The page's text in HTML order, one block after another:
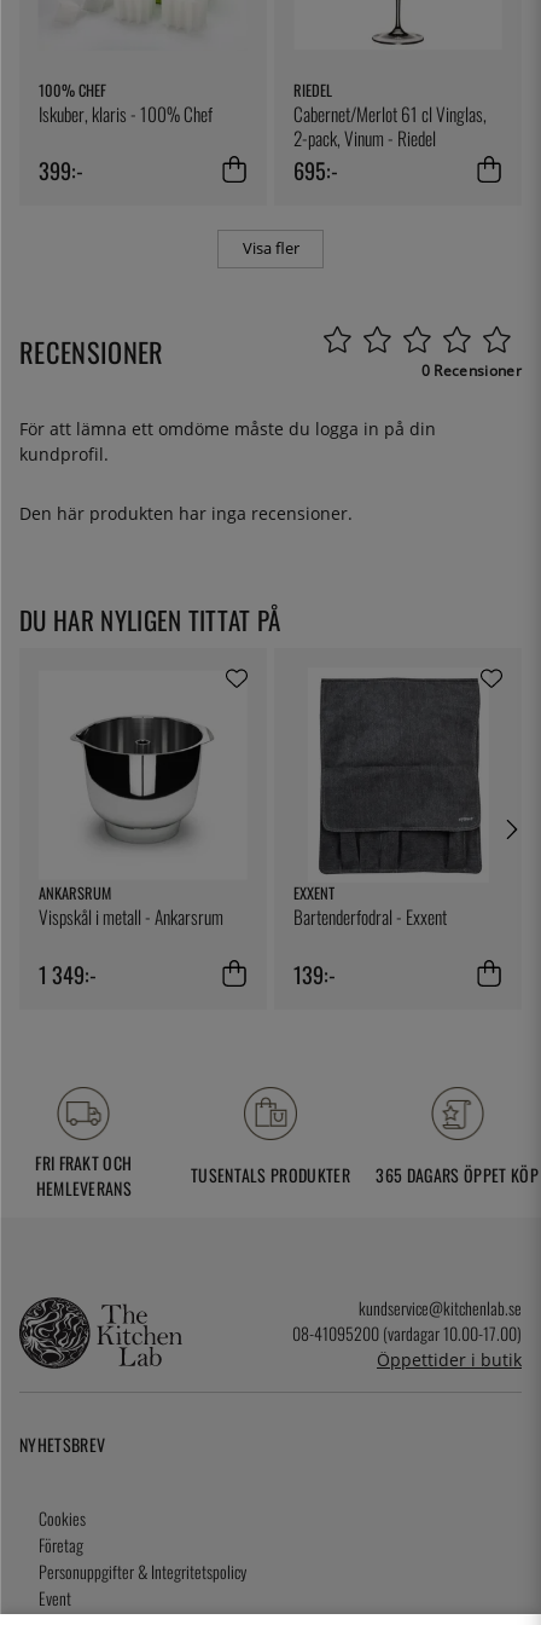
100% CHEF
Iskuber, klaris - 100% Chef
399:-
RIEDEL
Cabernet/Merlot 61 cl Vinglas,
2-pack, Vinum - Riedel
695:-
Visa fler
RECENSIONER 0 Recensioner
För att lämna ett omdöme måste du logga in på din
kundprofil.
Den här produkten har inga recensioner.
DU HAR NYLIGEN TITTAT PÅ
ANKARSRUM
Vispskål i metall - Ankarsrum
1 349:-
EXXENT
Bartenderfodral - Exxent
139:-
FRI FRAKT OCH
HEMLEVERANS
TUSENTALS PRODUKTER 365 DAGARS ÖPPET KÖP
kundservice@kitchenlab.se
08-41095200 (vardagar 10.00-17.00)
Öppettider i butik
NYHETSBREV
Cookies
Företag
Personuppgifter & Integritetspolicy
Event